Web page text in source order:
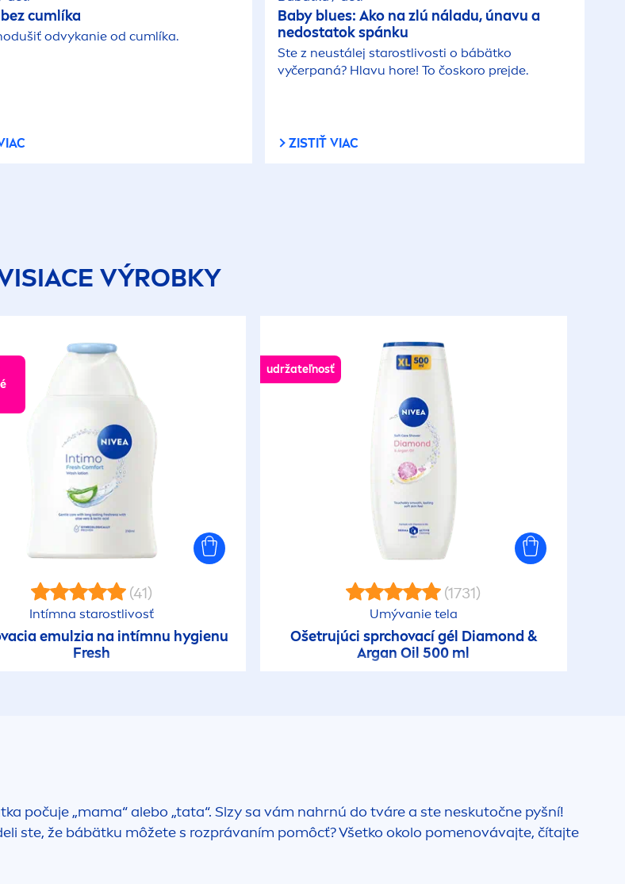
cumlíka
odvykanie od cumlíka.
Baby blues: Ako na zlú náladu, únavu a
nedostatok spánku
Ste z neustálej starostlivosti o bábätko
vyčerpaná? Hlavu hore! To čoskoro prejde.
ZISTIŤ VIAC
VÝROBKY
(41)
Intímna starostlivosť
emulzia na intímnu hygienu
Fresh
udržateľnosť
(1731)
Umývanie tela
Ošetrujúci sprchovací gél Diamond &
Argan Oil 500 ml
počuje „mama“ alebo „tata“. Slzy sa vám nahrnú do tváre a ste neskutočne pyšní!
ste, že bábätku môžete s rozprávaním pomôcť? Všetko okolo pomenovávajte, čítajte